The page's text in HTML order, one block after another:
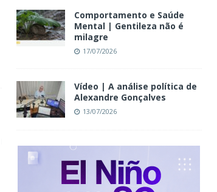
Comportamento e Saúde
Mental | Gentileza não é
milagre
17/07/2026
Vídeo | A análise política de
Alexandre Gonçalves
13/07/2026